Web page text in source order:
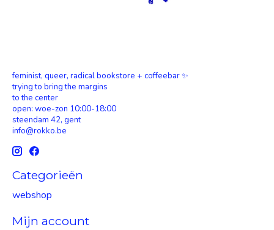
feminist, queer, radical bookstore + coffeebar ✨
trying to bring the margins
to the center
open: woe-zon 10:00-18:00
steendam 42, gent
info@rokko.be
Categorieën
webshop
Mijn account